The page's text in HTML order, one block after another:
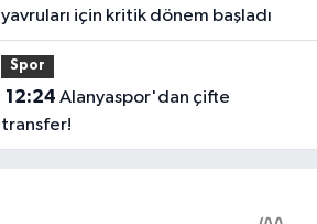
yavruları için kritik dönem başladı
Spor
12:24
transfer!